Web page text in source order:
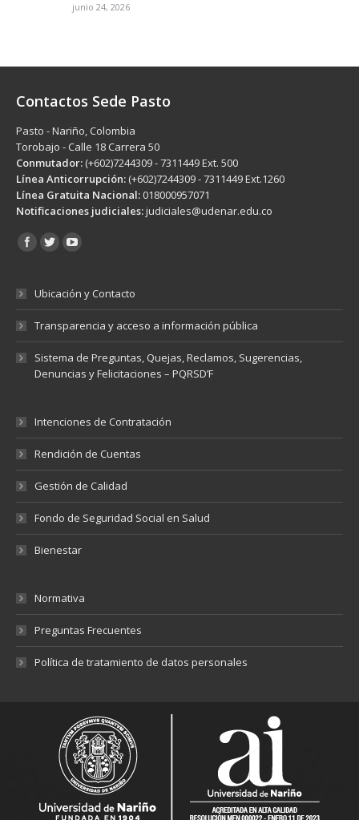
junio 24, 2026
Contactos Sede Pasto
Pasto - Nariño, Colombia
Torobajo - Calle 18 Carrera 50
Conmutador: (+602)7244309 - 7311449 Ext. 500
Línea Anticorrupción: (+602)7244309 - 7311449 Ext.1260
Línea Gratuita Nacional: 018000957071
Notificaciones judiciales:judiciales@udenar.edu.co
Encuéntranos en:
Ubicación y Contacto
Transparencia y acceso a información pública
Sistema de Preguntas, Quejas, Reclamos, Sugerencias,
Denuncias y Felicitaciones – PQRSD’F
Intenciones de Contratación
Rendición de Cuentas
Gestión de Calidad
Fondo de Seguridad Social en Salud
Bienestar
Normativa
Preguntas Frecuentes
Política de tratamiento de datos personales